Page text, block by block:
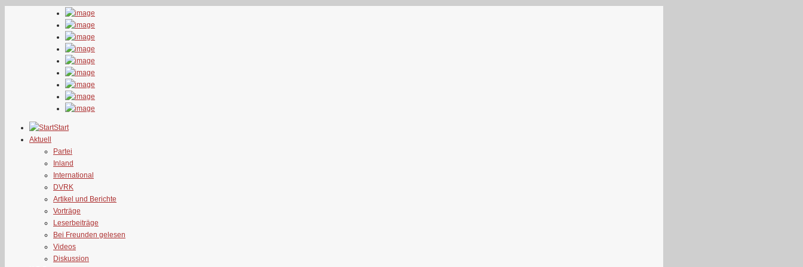
Start
Aktuell
Partei
Inland
International
DVRK
Artikel und Berichte
Vorträge
Leserbeiträge
Bei Freunden gelesen
Videos
Diskussion